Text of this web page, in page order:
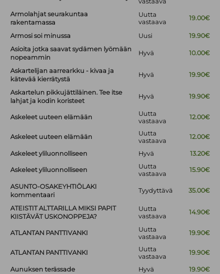
Armolahjat seurakuntaa
rakentamassa
Uutta
vastaava
19.00€
Armosi soi minussa Uusi
19.90€
Asioita jotka saavat sydämen lyömään
nopeammin
Hyvä 10.00€
Askartelijan aarrearkku - kivaa ja
kätevää kierrätystä
Hyvä 19.90€
Askartelun pikkujättiläinen. Tee itse
lahjat ja kodin koristeet
Hyvä 19.90€
Askeleet uuteen elämään
Uutta
vastaava
12.00€
Askeleet uuteen elämään
Uutta
vastaava
12.00€
Askeleet yliluonnolliseen Hyvä 13.20€
Askeleet yliluonnolliseen
Uutta
vastaava
15.90€
ASUNTO-OSAKEYHTIÖLAKI
kommentaari
Tyydyttävä 35.00€
ATEISTIT ALTTARILLA MIKSI PAPIT
KIISTÄVÄT USKONOPPEJA?
Uutta
vastaava
14.90€
ATLANTAN PANTTIVANKI
Uutta
vastaava
19.90€
ATLANTAN PANTTIVANKI
Uutta
vastaava
19.90€
Aunuksen terässade Hyvä 19.90€